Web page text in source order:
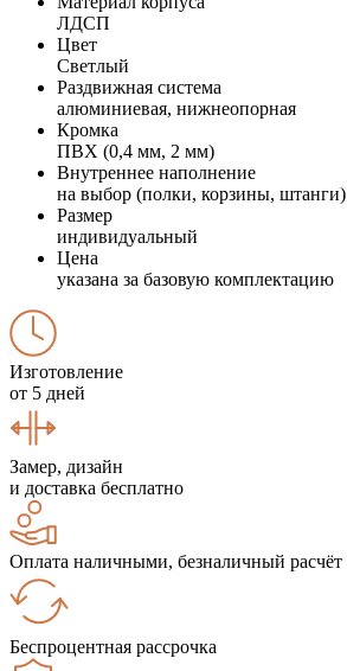
ЛДСП
Цвет
Светлый
Раздвижная система
алюминиевая, нижнеопорная
Кромка
ПВХ (0,4 мм, 2 мм)
Внутреннее наполнение
на выбор (полки, корзины, штанги)
Размер
индивидуальный
Цена
указана за базовую комплектацию
Изготовление
от 5 дней
Замер, дизайн
и доставка бесплатно
Оплата наличными, безналичный расчёт
Беспроцентная рассрочка